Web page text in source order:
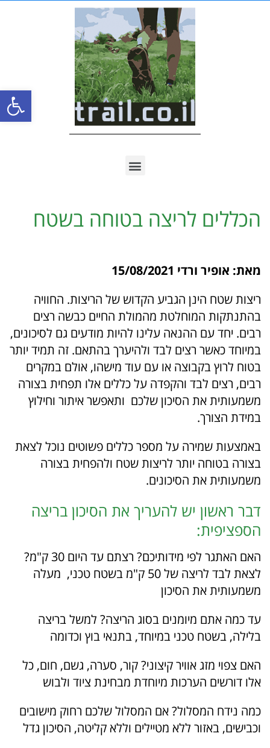
פתח
הכללים לריצה בטוחה בשטח
מאת: אופיר ורדי 15/08/2021
ריצות שטח הינן הגביע הקדוש של הריצות. החוויה
בהתנתקות המוחלטת מהמולת החיים כבשה רצים
רבים. יחד עם ההנאה עלינו להיות מודעים גם לסיכונים,
במיוחד כאשר רצים לבד ולהיערך בהתאם. זה תמיד יותר
בטוח לרוץ בקבוצה או עם עוד מישהו, אולם במקרים
רבים, רצים לבד והקפדה על כללים אלו תפחית בצורה
משמעותית את הסיכון שלכם ותאפשר איתור וחילוץ
במידת הצורך.
באמצעות שמירה על מספר כללים פשוטים נוכל לצאת
בצורה בטוחה יותר לריצות שטח ולהפחית בצורה
משמעותית את הסיכונים.
דבר ראשון יש להעריך את הסיכון בריצה
הספציפית:
האם האתגר לפי מידותיכם? רצתם עד היום 30 ק"מ?
לצאת לבד לריצה של 50 ק"מ בשטח טכני, מעלה
משמעותית את הסיכון
עד כמה אתם מיומנים בסוג הריצה? למשל בריצה
בלילה, בשטח טכני במיוחד, בתנאי בוץ וכדומה
האם צפוי מזג אוויר קיצוני? קור, סערה, גשם, חום, כל
אלו דורשים הערכות מיוחדת מבחינת ציוד ולבוש
כמה נידח המסלול? אם המסלול שלכם רחוק מישובים
וכבישים, באזור ללא מטיילים וללא קליטה, הסיכון גדל